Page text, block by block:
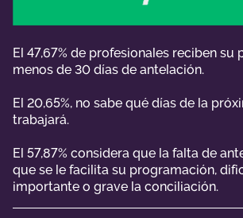
El 47,67% de profesionales reciben su
menos de 30 días de antelación.
El 20,65%, no sabe qué días de la
trabajará.
El 57,87% considera que la falta de
que se le facilita su programación,
importante o grave la conciliación.